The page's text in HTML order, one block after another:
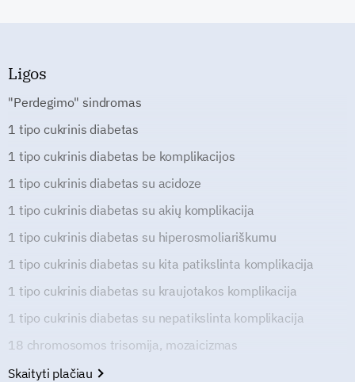
Ligos
"Perdegimo" sindromas
1 tipo cukrinis diabetas
1 tipo cukrinis diabetas be komplikacijos
1 tipo cukrinis diabetas su acidoze
1 tipo cukrinis diabetas su akių komplikacija
1 tipo cukrinis diabetas su hiperosmoliariškumu
1 tipo cukrinis diabetas su kita patikslinta komplikacija
1 tipo cukrinis diabetas su kraujotakos komplikacija
1 tipo cukrinis diabetas su nepatikslinta komplikacija
18 chromosomos trisomija, mozaicizmas
Skaityti plačiau